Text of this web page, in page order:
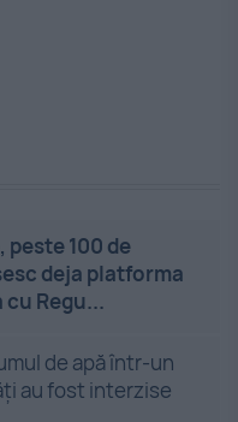
peste 100 de
deja platforma
Regu...
de apă într-un
au fost interzise